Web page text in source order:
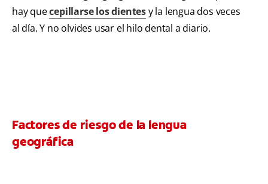
hay quecepillarse los dientesy la lengua dos veces
al día. Y no olvides usar el hilo dental a diario.
Factores de riesgo de la lengua
geográfica